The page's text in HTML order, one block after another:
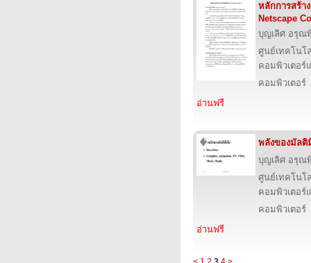
หลักการสร้า
Netscape
บุญเลิศ อรุณ
ศูนย์เทคโนโ
คอมพิวเตอร์
คอมพิวเตอร์
อ่านฟรี
พลังของมัลติ
บุญเลิศ อรุณ
ศูนย์เทคโนโ
คอมพิวเตอร์
คอมพิวเตอร์
อ่านฟรี